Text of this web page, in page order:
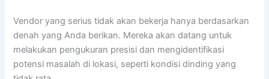
Vendor yang serius tidak akan bekerja hanya berdasarkan
denah yang Anda berikan. Mereka akan datang untuk
melakukan pengukuran presisi dan mengidentifikasi
potensi masalah di lokasi, seperti kondisi dinding yang